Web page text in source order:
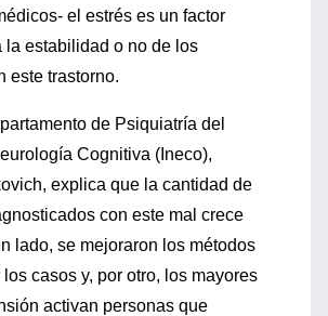
el estrés es un factor
la estabilidad o no de los
este trastorno.
de Psiquiatría del
Cognitiva (Ineco),
explica que la cantidad de
con este mal crece
lado, se mejoraron los métodos
casos y, por otro, los mayores
activan personas que